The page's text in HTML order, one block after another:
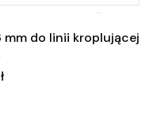
mm do linii kroplującej